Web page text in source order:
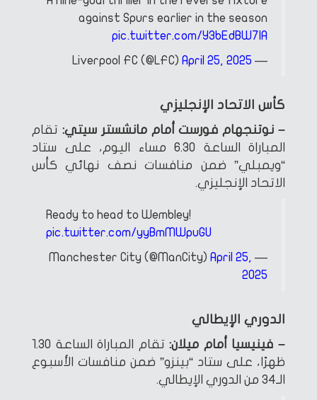
against Spurs earlier in the season
pic.twitter.com/Y3bEdBW7IA
— Liverpool FC (@LFC)
April 25, 2025
كأس الاتحاد الإنجليزي
– نوتنجهام فورست أمام مانشستر سيتي: تقام
المباراة الساعة 6.30 مساء اليوم، على ستاد
“ويمبلي” ضمن منافسات نصف نهائي كأس
الاتحاد الإنجليزي.
Ready to head to Wembley! ️
pic.twitter.com/yyBmMWpuGU
— Manchester City (@ManCity)
April 25,
2025
الدوري الإيطالي
– فينيسيا أمام ميلان:
تقام المباراة الساعة 1.30
ظهرًا، على ستاد “بينزو” ضمن منافسات الأسبوع
الـ34 من الدوري الإيطالي.